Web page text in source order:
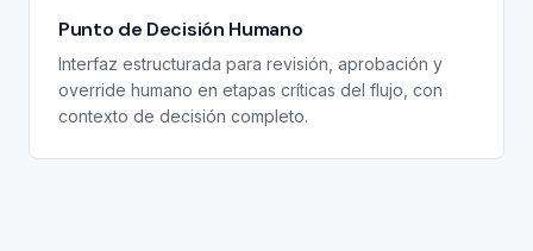
Punto de Decisión Humano
Interfaz estructurada para revisión, aprobación y
override humano en etapas críticas del flujo, con
contexto de decisión completo.